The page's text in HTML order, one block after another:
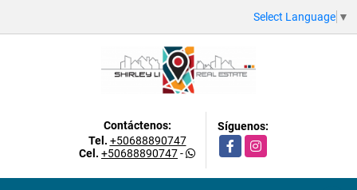
Select Language ▼
Contáctenos:
Tel. +50688890747
Cel. +50688890747-
Síguenos:
FacebookInstagram